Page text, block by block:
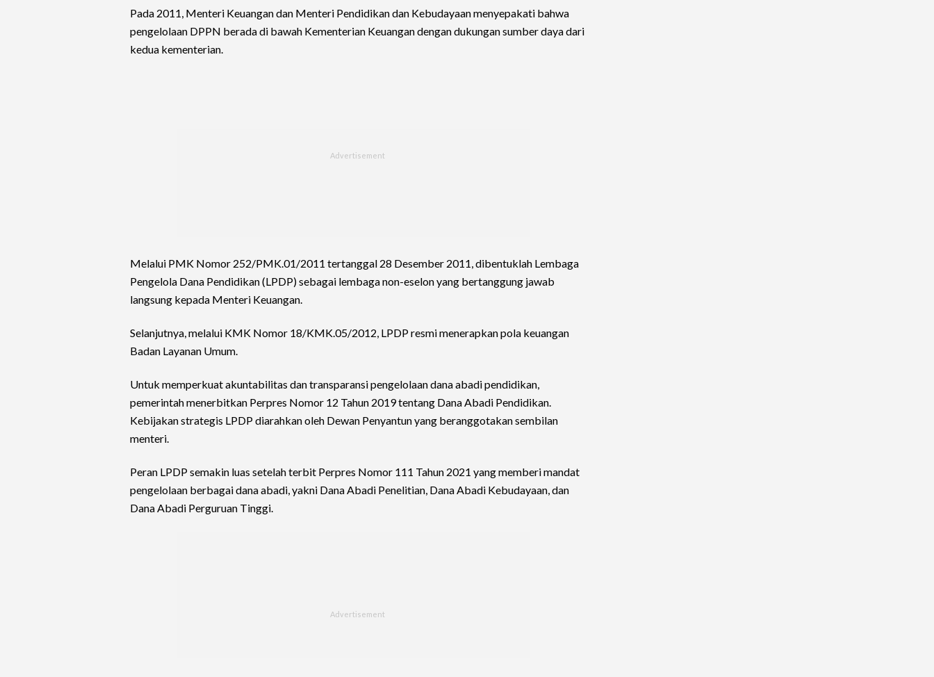
Pada 2011, Menteri Keuangan dan Menteri Pendidikan dan Kebudayaan menyepakati bahwa
pengelolaan DPPN berada di bawah Kementerian Keuangan dengan dukungan sumber daya dari
kedua kementerian.
Melalui PMK Nomor 252/PMK.01/2011 tertanggal 28 Desember 2011, dibentuklah Lembaga
Pengelola Dana Pendidikan (LPDP) sebagai lembaga non-eselon yang bertanggung jawab
langsung kepada Menteri Keuangan.
Selanjutnya, melalui KMK Nomor 18/KMK.05/2012, LPDP resmi menerapkan pola keuangan
Badan Layanan Umum.
Untuk memperkuat akuntabilitas dan transparansi pengelolaan dana abadi pendidikan,
pemerintah menerbitkan Perpres Nomor 12 Tahun 2019 tentang Dana Abadi Pendidikan.
Kebijakan strategis LPDP diarahkan oleh Dewan Penyantun yang beranggotakan sembilan
menteri.
Peran LPDP semakin luas setelah terbit Perpres Nomor 111 Tahun 2021 yang memberi mandat
pengelolaan berbagai dana abadi, yakni Dana Abadi Penelitian, Dana Abadi Kebudayaan, dan
Dana Abadi Perguruan Tinggi.